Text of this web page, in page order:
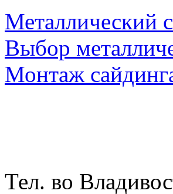
Металлический
Выбор
Монтаж
Тел. во